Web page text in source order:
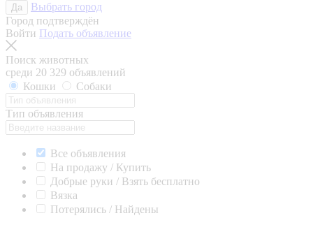
Да
Выбрать город
Город подтверждён
Войти Подать объявление
Поиск животных
среди 20 329 объявлений
Кошки
Собаки
Тип объявления
Все объявления
На продажу / Купить
Добрые руки / Взять бесплатно
Вязка
Потерялись / Найдены